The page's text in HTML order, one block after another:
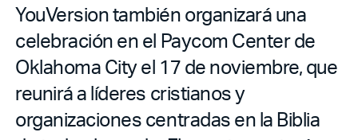
YouVersion también organizará una
celebración en el Paycom Center de
Oklahoma City el 17 de noviembre, que
reunirá a líderes cristianos y
organizaciones centradas en la Biblia